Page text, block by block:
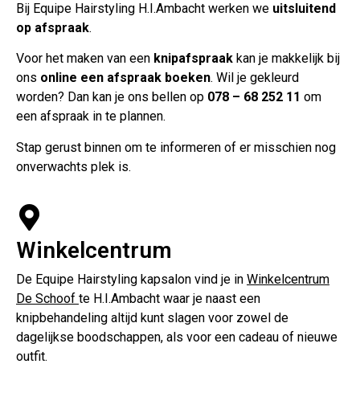
Bij Equipe Hairstyling H.I.Ambacht werken we uitsluitend
op afspraak.
Voor het maken van een knipafspraak kan je makkelijk bij
ons online een afspraak boeken. Wil je gekleurd
worden? Dan kan je ons bellen op 078 – 68 252 11 om
een afspraak in te plannen.
Stap gerust binnen om te informeren of er misschien nog
onverwachts plek is.
Winkelcentrum
De Equipe Hairstyling kapsalon vind je in Winkelcentrum
De Schoof te H.I.Ambacht waar je naast een
knipbehandeling altijd kunt slagen voor zowel de
dagelijkse boodschappen, als voor een cadeau of nieuwe
outfit.